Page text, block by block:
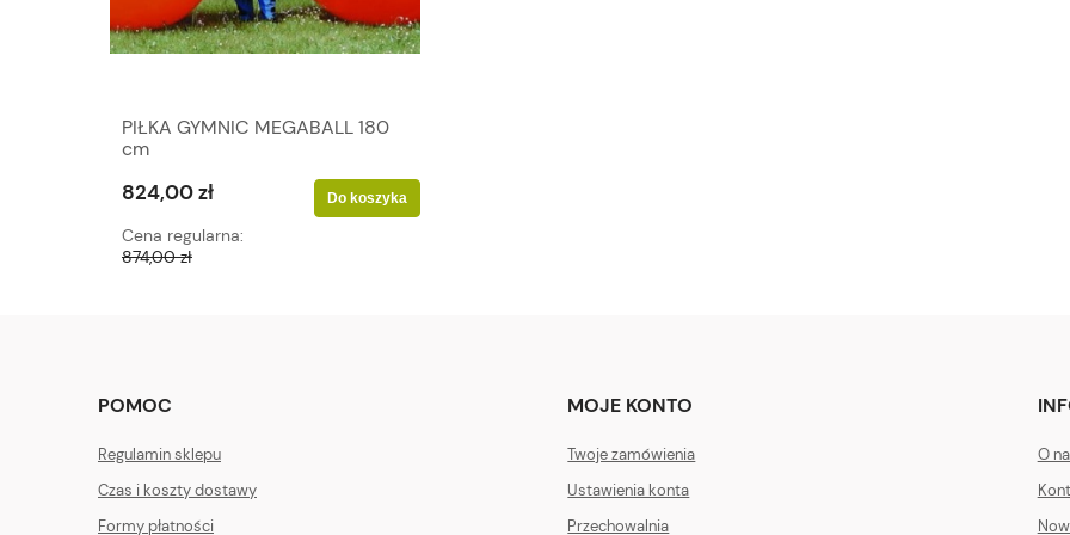
PIŁKA GYMNIC MEGABALL 180
cm
824,00 zł
Cena regularna:
874,00 zł
Do koszyka
POMOC
Regulamin sklepu
Czas i koszty dostawy
Formy płatności
MOJE KONTO
Twoje zamówienia
Ustawienia konta
Przechowalnia
O